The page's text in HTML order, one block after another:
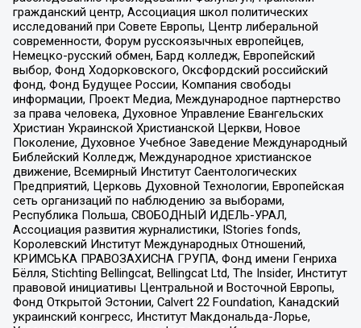
гражданский центр, Ассоциация школ политических
исследований при Совете Европы, Центр либеральной
современности, Форум русскоязычных европейцев,
Немецко-русский обмен, Бард колледж, Европейский
выбор, Фонд Ходорковского, Оксфордский российский
фонд, Фонд Будущее России, Компания свободы
информации, Проект Медиа, Международное партнерство
за права человека, Духовное Управление Евангельских
Христиан Украинской Христианской Церкви, Новое
Поколение, Духовное Учебное Заведение Международный
Библейский Колледж, Международное христианское
движение, Всемирный Институт Саентологических
Предприятий, Церковь Духовной Технологии, Европейская
сеть организаций по наблюдению за выборами,
Республика Польша, СВОБОДНЫЙ ИДЕЛЬ-УРАЛ,
Ассоциация развития журналистики, IStories fonds,
Королевский Институт Международных Отношений,
КРИМСЬКА ПРАВОЗАХИСНА ГРУПА, Фонд имени Генриха
Бёлля, Stichting Bellingcat, Bellingcat Ltd, The Insider, Институт
правовой инициативы Центральной и Восточной Европы,
Фонд Открытой Эстонии, Calvert 22 Foundation, Канадский
украинский конгресс, Институт Макдональда-Лорье,